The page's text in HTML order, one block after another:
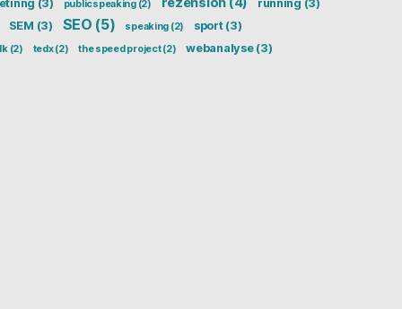
(3) publicspeaking(2) running (3)
SEM (3) SEO (5) speaking (2) sport(3)
(2) tedx(2) the speed project(2) webanalyse(3)